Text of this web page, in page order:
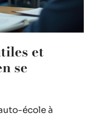
et
se
école à